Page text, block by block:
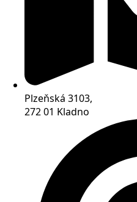
Plzeňská 3103,
272 01 Kladno